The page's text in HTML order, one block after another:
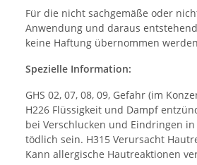
Für die nicht sachgemäße oder
Anwendung und daraus
keine Haftung übernommen
Spezielle Information:
GHS 02, 07, 08, 09, Gefahr (im
H226 Flüssigkeit und Dampf
bei Verschlucken und Eindringen
tödlich sein. H315 Verursacht
Kann allergische Hautreaktionen